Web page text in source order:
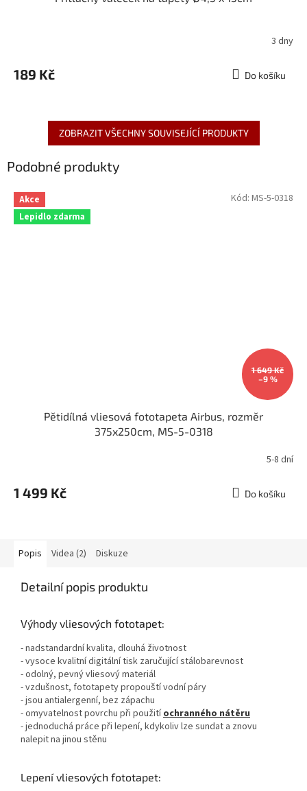
3 dny
189 Kč Do košíku
ZOBRAZIT VŠECHNY SOUVISEJÍCÍ PRODUKTY
Podobné produkty
Akce
Lepidlo zdarma
1 649 Kč
–9 %
Pětidílná vliesová fototapeta Airbus, rozměr
375x250cm, MS-5-0318
5-8 dní
1 499 Kč Do košíku
Kód: MS-5-0318
Popis Videa (2) Diskuze
Detailní popis produktu
Výhody vliesových fototapet:
- nadstandardní kvalita, dlouhá životnost
- vysoce kvalitní digitální tisk zaručující stálobarevnost
- odolný, pevný vliesový materiál
- vzdušnost, fototapety propouští vodní páry
- jsou antialergenní, bez zápachu
- omyvatelnost povrchu při použitíochranného nátěru
- jednoduchá práce při lepení, kdykoliv lze sundat a znovu
nalepit na jinou stěnu
Lepení vliesových fototapet: